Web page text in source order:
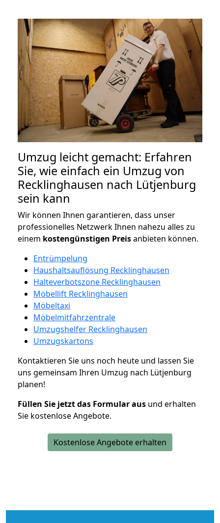
Umzug leicht gemacht: Erfahren
Sie, wie einfach ein Umzug von
Recklinghausen nach Lütjenburg
sein kann
Wir können Ihnen garantieren, dass unser
professionelles Netzwerk Ihnen nahezu alles zu
einem kostengünstigen Preisanbieten können.
Entrümpelung
Haushaltsauflösung Recklinghausen
Halteverbotszone Recklinghausen
Möbellift Recklinghausen
Möbeltaxi
Möbelmitfahrzentrale
Umzugshelfer Recklinghausen
Umzugskartons
Kontaktieren Sie uns noch heute und lassen Sie
uns gemeinsam Ihren Umzug nach Lütjenburg
planen!
Füllen Sie jetzt das Formular aus und erhalten
Sie kostenlose Angebote.
Kostenlose Angebote erhalten